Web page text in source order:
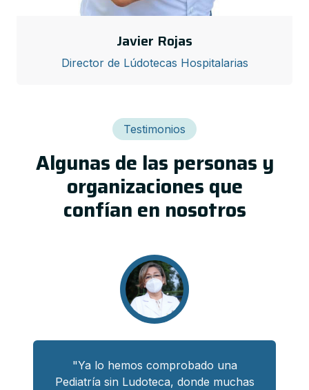
Javier Rojas
Director de Lúdotecas Hospitalarias
Testimonios
Algunas de las personas y
organizaciones que
confían en nosotros
"Ya lo hemos comprobado una
Pediatría sin Ludoteca, donde muchas